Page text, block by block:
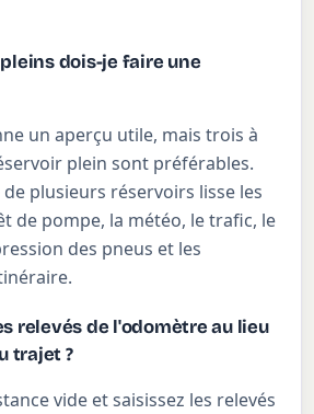
dois-je faire une
un aperçu utile, mais trois à
plein sont préférables.
plusieurs réservoirs lisse les
de pompe, la météo, le trafic, le
des pneus et les
relevés de l'odomètre au lieu
trajet ?
vide et saisissez les relevés